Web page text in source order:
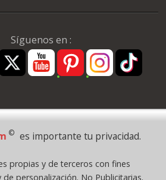
Síguenos en :
derechos reservados
© es importante tu privacidad.
propias y de terceros con fines
personalización. No Publicitarias.